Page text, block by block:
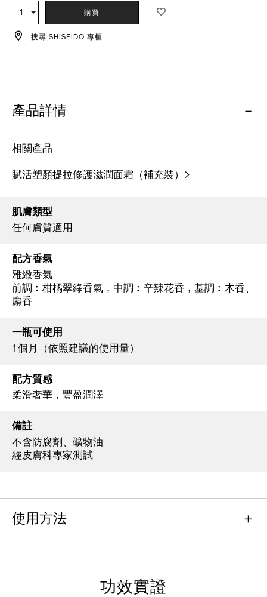
TO
CART
OPTIONS
ACTIONS
數
量
1 購買
搜尋 SHISEIDO 專櫃
產品詳情
相關產品
賦活塑顏提拉修護滋潤面霜（補充裝）>
肌膚類型
任何膚質適用
配方香氣
雅緻香氣
前調︰柑橘翠綠香氣，中調︰辛辣花香，基調︰木香、
麝香
一瓶可使用
1個月（依照建議的使用量）
配方質感
柔滑奢華，豐盈潤澤
備註
不含防腐劑、礦物油
經皮膚科專家測試
使用方法
功效實證